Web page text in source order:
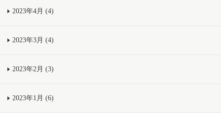
2023年4月 (4)
2023年3月 (4)
2023年2月 (3)
2023年1月 (6)